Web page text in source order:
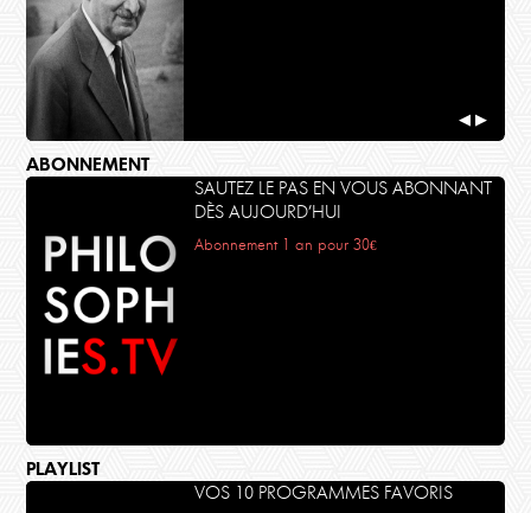
◀ ▶
ABONNEMENT
SAUTEZ LE PAS EN VOUS ABONNANT
DÈS AUJOURD’HUI
Abonnement 1 an pour 30€
PLAYLIST
VOS 10 PROGRAMMES FAVORIS